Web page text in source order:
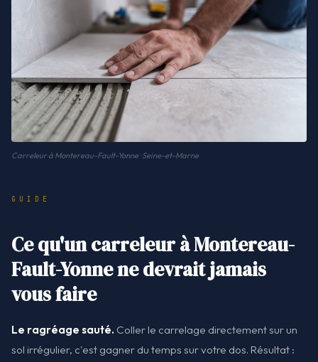
Carreleur à Montereau-Fault-Yonne · Seine-et-Marne
GUIDE
Ce qu'un carreleur à Montereau-
Fault-Yonne ne devrait jamais
vous faire
Le ragréage sauté. Coller le carrelage directement sur un
sol irrégulier, c'est gagner du temps sur votre dos. Résultat :